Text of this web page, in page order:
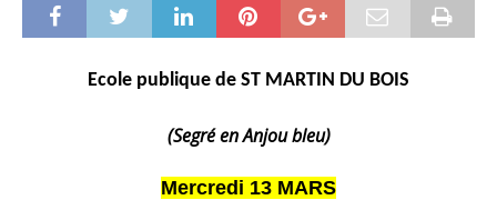
Ecole publique de ST MARTIN DU BOIS
(Segré en Anjou bleu)
Mercredi 13 MARS